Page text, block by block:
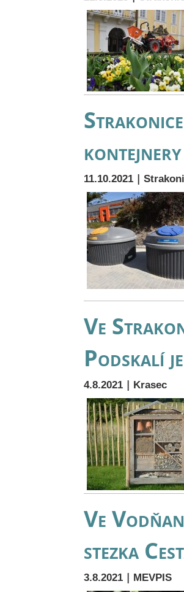
kontejnery
11.10.2021 |
Ve
Podskalí
4.8.2021 | Krasec
Ve
stezka
3.8.2021 | MEVPIS